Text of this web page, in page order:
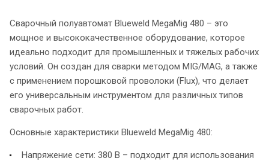
Сварочный полуавтомат Blueweld MegaMig 480 – это
мощное и высококачественное оборудование, которое
идеально подходит для промышленных и тяжелых рабочих
условий. Он создан для сварки методом MIG/MAG, а также
с применением порошковой проволоки (Flux), что делает
его универсальным инструментом для различных типов
сварочных работ.
Основные характеристики Blueweld MegaMig 480:
Напряжение сети: 380 В – подходит для использования